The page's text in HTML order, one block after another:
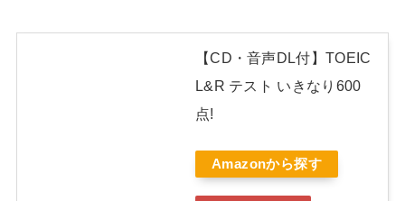
【CD・音声DL付】TOEIC
L&R テスト いきなり600
点!
Amazonから探す